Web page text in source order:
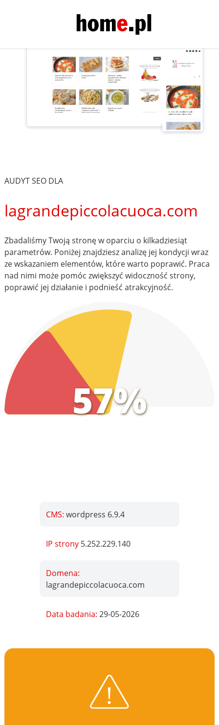
AUDYT SEO DLA
lagrandepiccolacuoca.com
Zbadaliśmy Twoją stronę w oparciu o kilkadziesiąt
parametrów. Poniżej znajdziesz analizę jej kondycji wraz
ze wskazaniem elementów, które warto poprawić. Praca
nad nimi może pomóc zwiększyć widoczność strony,
poprawić jej działanie i podnieść atrakcyjność.
57%
CMS:wordpress 6.9.4
IP strony 5.252.229.140
Domena:
lagrandepiccolacuoca.com
Data badania:29-05-2026